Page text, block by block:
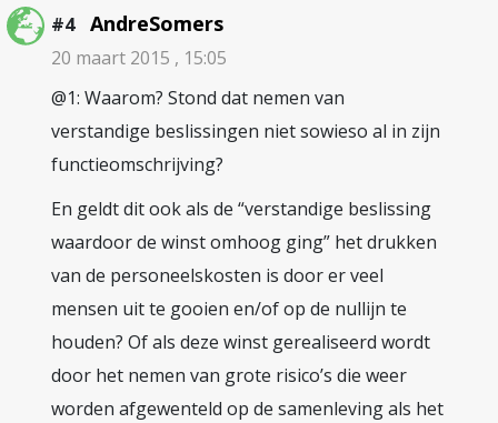
#4 AndreSomers
20 maart 2015 , 15:05
@1: Waarom? Stond dat nemen van
verstandige beslissingen niet sowieso al in zijn
functieomschrijving?
En geldt dit ook als de “verstandige beslissing
waardoor de winst omhoog ging” het drukken
van de personeelskosten is door er veel
mensen uit te gooien en/of op de nullijn te
houden? Of als deze winst gerealiseerd wordt
door het nemen van grote risico’s die weer
worden afgewenteld op de samenleving als het